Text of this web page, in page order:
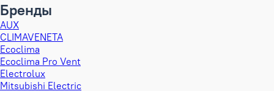
Бренды
AUX
CLIMAVENETA
Ecoclima
Ecoclima Pro Vent
Electrolux
Mitsubishi Electric